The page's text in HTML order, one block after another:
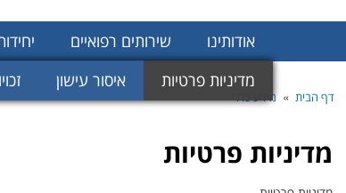
אודותינו שירותים רפואיים
מדיניות פרטיות
איסור עישון
דף הבית » מידע כללי
מדיניות פרטיות